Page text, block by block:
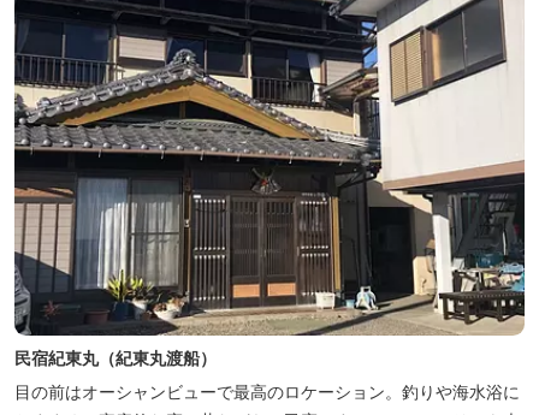
民宿紀東丸（紀東丸渡船）
目の前はオーシャンビューで最高のロケーション。釣りや海水浴に